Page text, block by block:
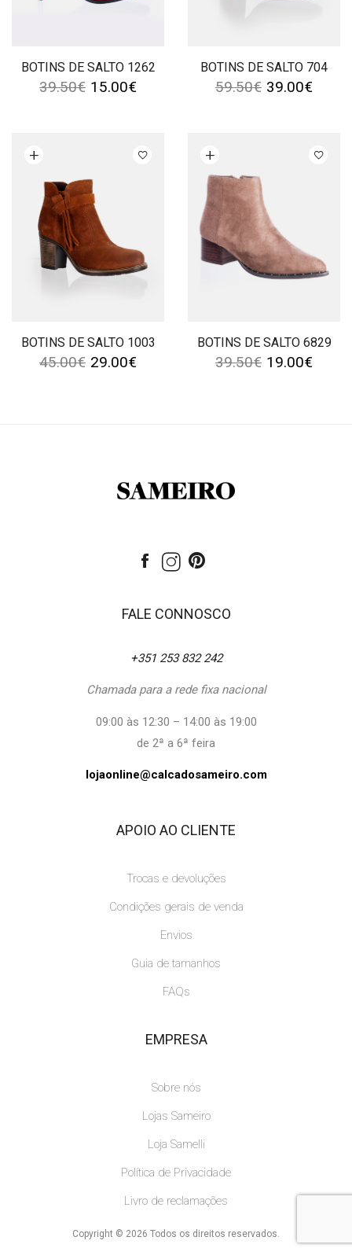
BOTINS DE SALTO 1262
39.50€ 15.00€
BOTINS DE SALTO 704
59.50€ 39.00€
BOTINS DE SALTO 1003
opções
45.00€ 29.00€
BOTINS DE SALTO 6829
Ver opções
39.50€ 19.00€
FALE CONNOSCO
+351 253 832 242
Chamada para a rede fixa nacional
09:00 às 12:30 – 14:00 às 19:00
de 2ª a 6ª feira
lojaonline@calcadosameiro.com
APOIO AO CLIENTE
Trocas e devoluções
Condições gerais de venda
Envios
Guia de tamanhos
FAQs
EMPRESA
Sobre nós
Lojas Sameiro
Loja Samelli
Política de Privacidade
Livro de reclamações
Copyright © 2026 Todos os direitos reservados.